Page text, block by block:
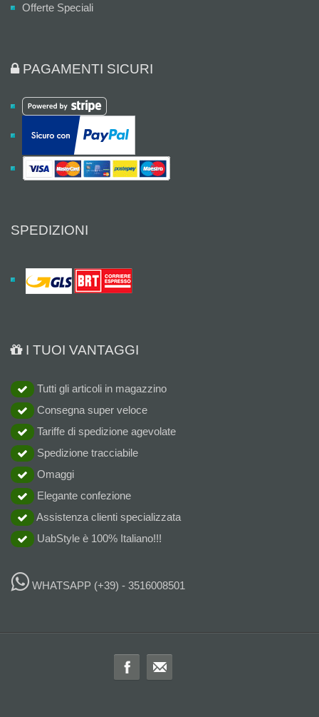
Offerte Speciali
PAGAMENTI SICURI
SPEDIZIONI
I TUOI VANTAGGI
Tutti gli articoli in magazzino
Consegna super veloce
Tariffe di spedizione agevolate
Spedizione tracciabile
Omaggi
Elegante confezione
Assistenza clienti specializzata
UabStyle è 100% Italiano!!!
WHATSAPP (+39) - 3516008501